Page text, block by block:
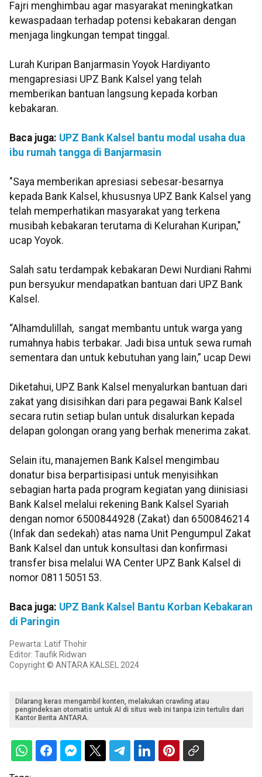
Fajri menghimbau agar masyarakat meningkatkan
kewaspadaan terhadap potensi kebakaran dengan
menjaga lingkungan tempat tinggal.
Lurah Kuripan Banjarmasin Yoyok Hardiyanto
mengapresiasi UPZ Bank Kalsel yang telah
memberikan bantuan langsung kepada korban
kebakaran.
Baca juga: UPZ Bank Kalsel bantu modal usaha dua
ibu rumah tangga di Banjarmasin
"Saya memberikan apresiasi sebesar-besarnya
kepada Bank Kalsel, khususnya UPZ Bank Kalsel yang
telah memperhatikan masyarakat yang terkena
musibah kebakaran terutama di Kelurahan Kuripan,"
ucap Yoyok.
Salah satu terdampak kebakaran Dewi Nurdiani Rahmi
pun bersyukur mendapatkan bantuan dari UPZ Bank
Kalsel.
“Alhamdulillah, sangat membantu untuk warga yang
rumahnya habis terbakar. Jadi bisa untuk sewa rumah
sementara dan untuk kebutuhan yang lain,” ucap Dewi
Diketahui, UPZ Bank Kalsel menyalurkan bantuan dari
zakat yang disisihkan dari para pegawai Bank Kalsel
secara rutin setiap bulan untuk disalurkan kepada
delapan golongan orang yang berhak menerima zakat.
Selain itu, manajemen Bank Kalsel mengimbau
donatur bisa berpartisipasi untuk menyisihkan
sebagian harta pada program kegiatan yang diinisiasi
Bank Kalsel melalui rekening Bank Kalsel Syariah
dengan nomor 6500844928 (Zakat) dan 6500846214
(Infak dan sedekah) atas nama Unit Pengumpul Zakat
Bank Kalsel dan untuk konsultasi dan konfirmasi
transfer bisa melalui WA Center UPZ Bank Kalsel di
nomor 0811505153.
Baca juga: UPZ Bank Kalsel Bantu Korban Kebakaran
di Paringin
Pewarta: Latif Thohir
Editor: Taufik Ridwan
Copyright © ANTARA KALSEL 2024
Dilarang keras mengambil konten, melakukan crawling atau
pengindeksan otomatis untuk AI di situs web ini tanpa izin tertulis dari
Kantor Berita ANTARA.